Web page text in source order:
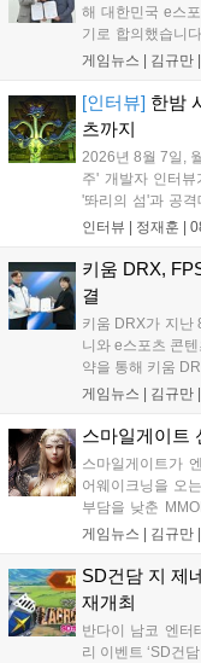
해 대한민국 e스
기로 합의했습니
전문성을 강화하
김영만 회장은 10
성과와 가치를 널
고 밝혔습니다....
게임뉴스 | 김규만 |
[인터뷰] 한밤
츠까지
2026년 8월 7일,
주' 개발자 인터
'똬리의 섬'과 공
'소굴'을 포함합니
를 표했습니다....
인터뷰 | 정재훈 |
키움 DRX,
결
키움 DRX가 지난
니와 e스포츠 콘
약을 통해 키움
이터 네트워크를
오프라인 연계 프
게임뉴스 | 김규만 |
스마일게이트
스마일게이트가
어웨이크닝을 오
부담을 낮춘
특징으로 합니다.
니다. 또한 카카
킨, 경품 이벤트
으고 있습니다....
게임뉴스 | 김규만 |
SD건담 지 제
재개최
반다이 남코 엔터
리 이벤트 ‘SD건